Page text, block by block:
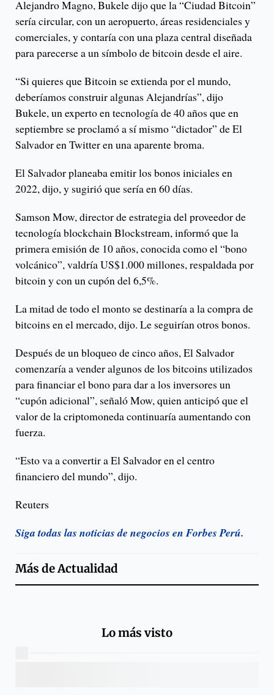
Alejandro Magno, Bukele dijo que la “Ciudad Bitcoin”
sería circular, con un aeropuerto, áreas residenciales y
comerciales, y contaría con una plaza central diseñada
para parecerse a un símbolo de bitcoin desde el aire.
“Si quieres que Bitcoin se extienda por el mundo,
deberíamos construir algunas Alejandrías”, dijo
Bukele, un experto en tecnología de 40 años que en
septiembre se proclamó a sí mismo “dictador” de El
Salvador en Twitter en una aparente broma.
El Salvador planeaba emitir los bonos iniciales en
2022, dijo, y sugirió que sería en 60 días.
Samson Mow, director de estrategia del proveedor de
tecnología blockchain Blockstream, informó que la
primera emisión de 10 años, conocida como el “bono
volcánico”, valdría US$1.000 millones, respaldada por
bitcoin y con un cupón del 6,5%.
La mitad de todo el monto se destinaría a la compra de
bitcoins en el mercado, dijo. Le seguirían otros bonos.
Después de un bloqueo de cinco años, El Salvador
comenzaría a vender algunos de los bitcoins utilizados
para financiar el bono para dar a los inversores un
“cupón adicional”, señaló Mow, quien anticipó que el
valor de la criptomoneda continuaría aumentando con
fuerza.
“Esto va a convertir a El Salvador en el centro
financiero del mundo”, dijo.
Reuters
Siga todas las noticias de negocios en Forbes Perú.
Más deActualidad
Lo más visto